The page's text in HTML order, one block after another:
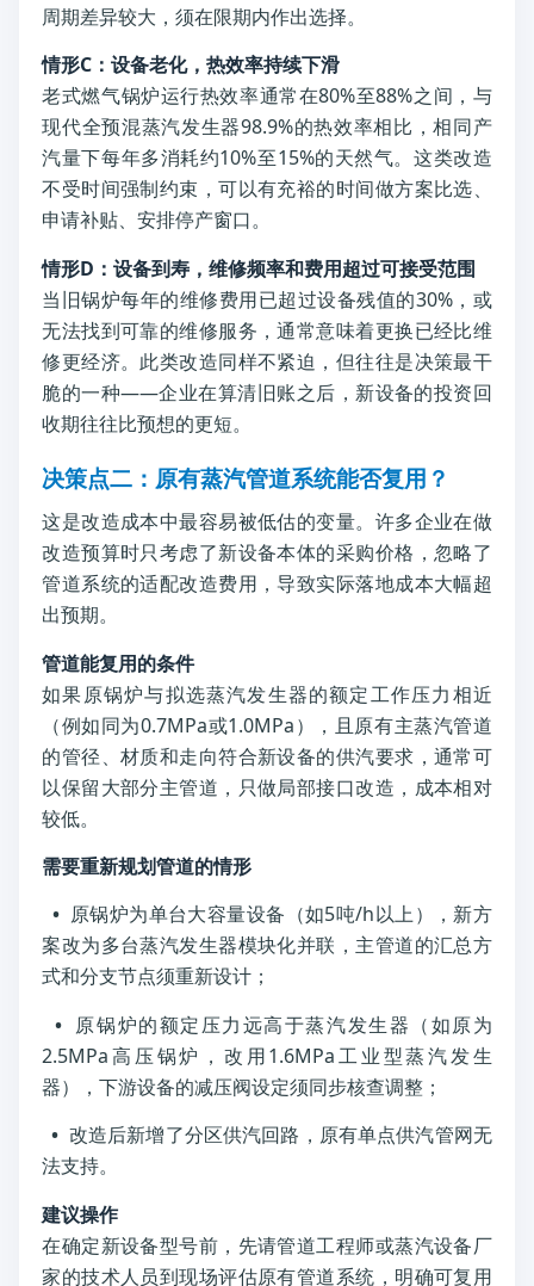
周期差异较大，须在限期内作出选择。
情形C：设备老化，热效率持续下滑
老式燃气锅炉运行热效率通常在80%至88%之间，与
现代全预混蒸汽发生器98.9%的热效率相比，相同产
汽量下每年多消耗约10%至15%的天然气。这类改造
不受时间强制约束，可以有充裕的时间做方案比选、
申请补贴、安排停产窗口。
情形D：设备到寿，维修频率和费用超过可接受范围
当旧锅炉每年的维修费用已超过设备残值的30%，或
无法找到可靠的维修服务，通常意味着更换已经比维
修更经济。此类改造同样不紧迫，但往往是决策最干
脆的一种——企业在算清旧账之后，新设备的投资回
收期往往比预想的更短。
决策点二：原有蒸汽管道系统能否复用？
这是改造成本中最容易被低估的变量。许多企业在做
改造预算时只考虑了新设备本体的采购价格，忽略了
管道系统的适配改造费用，导致实际落地成本大幅超
出预期。
管道能复用的条件
如果原锅炉与拟选蒸汽发生器的额定工作压力相近
（例如同为0.7MPa或1.0MPa），且原有主蒸汽管道
的管径、材质和走向符合新设备的供汽要求，通常可
以保留大部分主管道，只做局部接口改造，成本相对
较低。
需要重新规划管道的情形
• 原锅炉为单台大容量设备（如5吨/h以上），新方
案改为多台蒸汽发生器模块化并联，主管道的汇总方
式和分支节点须重新设计；
• 原锅炉的额定压力远高于蒸汽发生器（如原为
2.5MPa高压锅炉，改用1.6MPa工业型蒸汽发生
器），下游设备的减压阀设定须同步核查调整；
• 改造后新增了分区供汽回路，原有单点供汽管网无
法支持。
建议操作
在确定新设备型号前，先请管道工程师或蒸汽设备厂
家的技术人员到现场评估原有管道系统，明确可复用